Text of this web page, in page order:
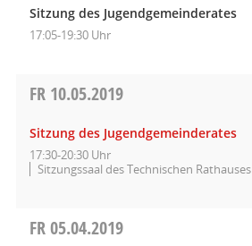
Sitzung des Jugendgemeinderates
17:05-19:30 Uhr
FR 10.05.2019
Sitzung des Jugendgemeinderates
17:30-20:30 Uhr
Sitzungssaal des Technischen Rathauses
FR05.04.2019